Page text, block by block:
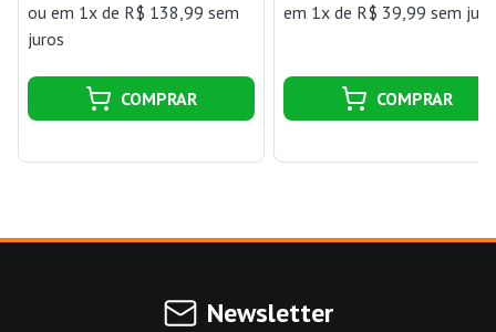
ou em 1x de R$ 138,99 sem
juros
COMPRAR
em 1x de R$ 39,99 sem
COMPRAR
Newsletter